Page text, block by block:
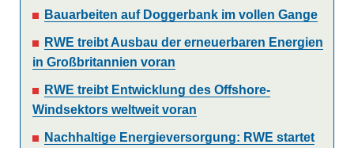
Bauarbeiten auf Doggerbank im vollen Gange
RWE treibt Ausbau der erneuerbaren Energien
in Großbritannien voran
RWE treibt Entwicklung des Offshore-
Windsektors weltweit voran
Nachhaltige Energieversorgung: RWE startet